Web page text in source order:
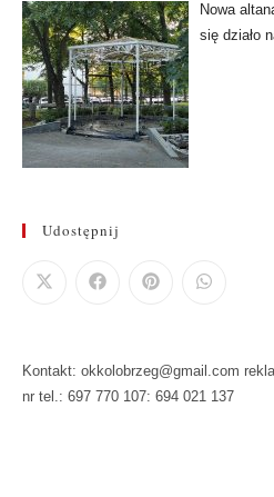
Nowa
się działo
Udostępnij
Kontakt: okkolobrzeg@gmail.com
nr tel.: 697 770 107: 694 021 137